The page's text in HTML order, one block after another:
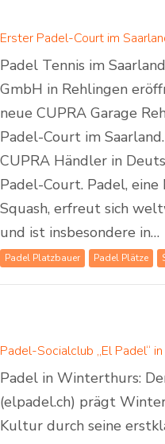
Erster Padel-Court im
Padel Tennis im
GmbH in Rehlingen
neue CUPRA Garage
Padel-Court im
CUPRA Händler in
Padel-Court. Padel, eine
Squash, erfreut sich
und ist insbesondere in…
Padel Platzbauer Padel Plätze
Padel-Socialclub „El Padel“
Padel in Winterthurs:
(elpadel.ch) prägt
Kultur durch seine